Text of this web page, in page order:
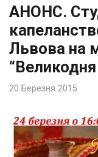
АНОНС.
Львова на
20 Березня 2015